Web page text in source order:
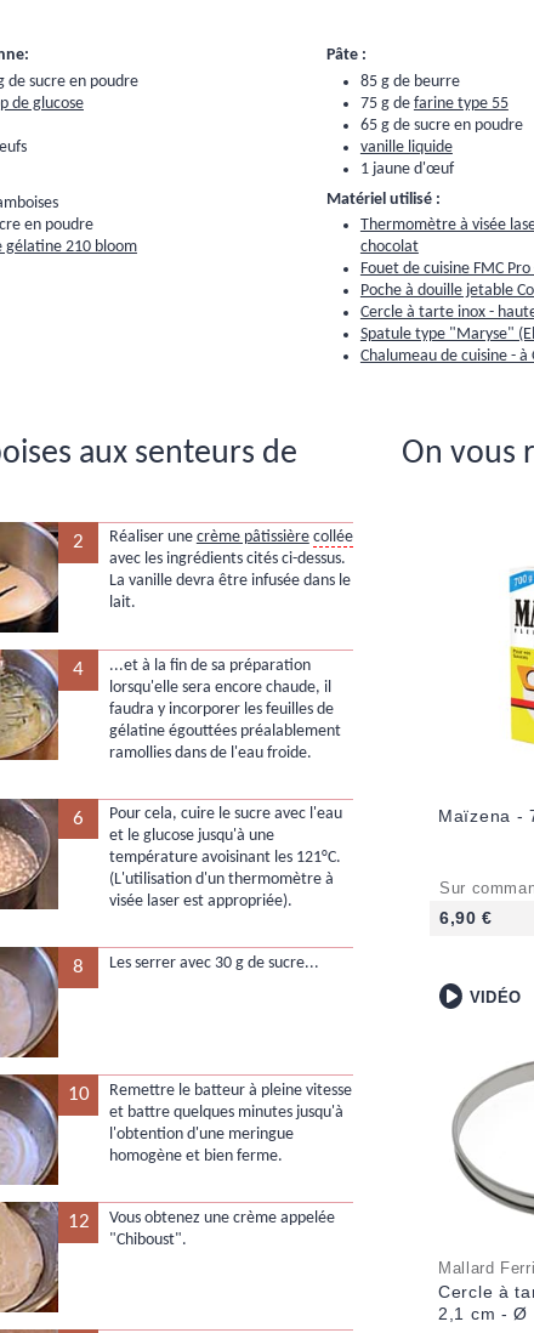
de sucre en poudre
de glucose
en poudre
gélatine 210 bloom
Pâte :
85 g de beurre
75 g de farine type 55
65 g de sucre en poudre
vanille liquide
1 jaune d'œuf
Matériel utilisé :
Thermomètre à visée
chocolat
Fouet de cuisine FMC
Poche à douille jetable
Cercle à tarte inox -
Spatule type "Maryse"
Chalumeau de cuisine - à
On vous
Maïzena -
Sur
6,90 €
VIDÉO
Mallard
Cercle à
2,1 cm - Ø
aux senteurs de
2 Réaliser une crème pâtissière collée
avec les ingrédients cités ci-dessus.
La vanille devra être infusée dans le
lait.
4
...et à la fin de sa préparation
lorsqu'elle sera encore chaude, il
faudra y incorporer les feuilles de
gélatine égouttées préalablement
ramollies dans de l'eau froide.
6
Pour cela, cuire le sucre avec l'eau
et le glucose jusqu'à une
température avoisinant les 121°C.
(L'utilisation d'un thermomètre à
visée laser est appropriée).
8 Les serrer avec 30 g de sucre...
10
Remettre le batteur à pleine vitesse
et battre quelques minutes jusqu'à
l'obtention d'une meringue
homogène et bien ferme.
12
Vous obtenez une crème appelée
"Chiboust".